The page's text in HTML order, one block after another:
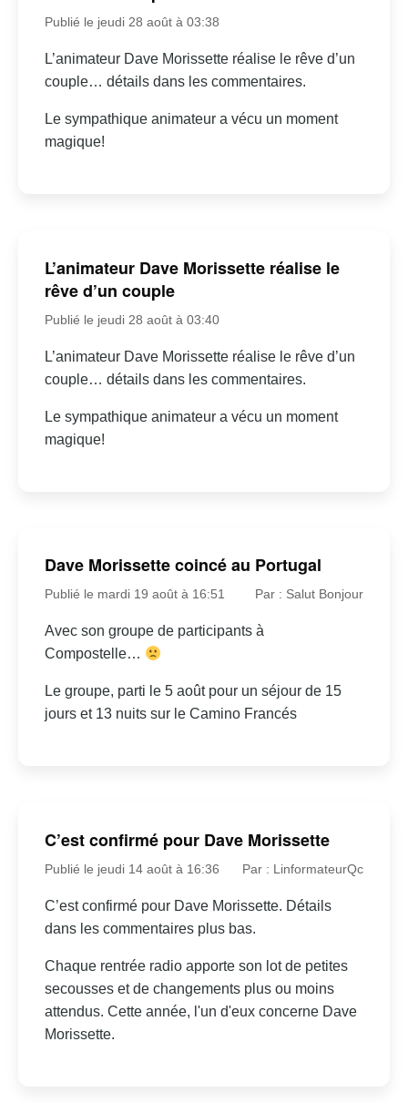
Publié le jeudi 28 août à 03:38
L’animateur Dave Morissette réalise le rêve d’un
couple… détails dans les commentaires.
Le sympathique animateur a vécu un moment
magique!
L’animateur Dave Morissette réalise le
rêve d’un couple
Publié le jeudi 28 août à 03:40
L’animateur Dave Morissette réalise le rêve d’un
couple… détails dans les commentaires.
Le sympathique animateur a vécu un moment
magique!
Dave Morissette coincé au Portugal
Publié le mardi 19 août à 16:51 Par : Salut Bonjour
Avec son groupe de participants à
Compostelle…
Le groupe, parti le 5 août pour un séjour de 15
jours et 13 nuits sur le Camino Francés
C’est confirmé pour Dave Morissette
Publié le jeudi 14 août à 16:36 Par : LinformateurQc
C’est confirmé pour Dave Morissette. Détails
dans les commentaires plus bas.
Chaque rentrée radio apporte son lot de petites
secousses et de changements plus ou moins
attendus. Cette année, l'un d'eux concerne Dave
Morissette.